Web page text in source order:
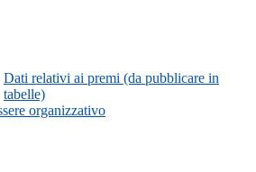
Dati relativi ai premi (da pubblicare in
tabelle)
organizzativo